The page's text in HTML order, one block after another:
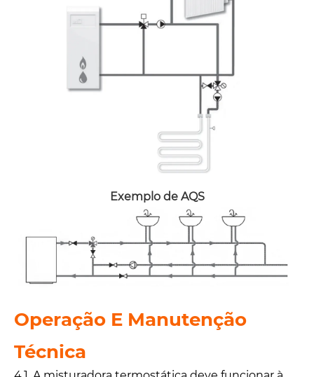
Exemplo de AQS
Operação E Manutenção
Técnica